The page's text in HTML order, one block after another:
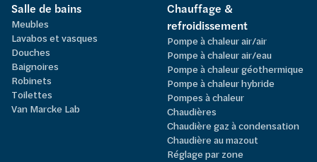
Salle de bains
Meubles
Lavabos et vasques
Douches
Baignoires
Robinets
Toilettes
Van Marcke Lab
Chauffage &
refroidissement
Pompe à chaleur air/air
Pompe à chaleur air/eau
Pompe à chaleur géothermique
Pompe à chaleur hybride
Pompes à chaleur
Chaudières
Chaudière gaz à condensation
Chaudière au mazout
Réglage par zone